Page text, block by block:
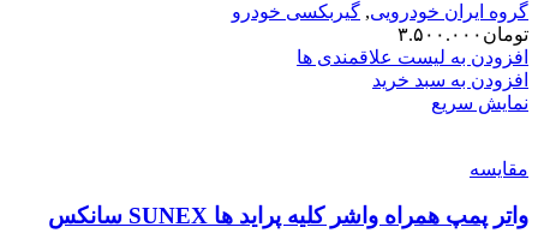
گروه ایران خودرویی, گیربکسی خودرو
تومان ۳.۵۰۰.۰۰۰
افزودن به لیست علاقمندی ها
افزودن به سبد خرید
نمایش سریع
مقایسه
واتر پمپ همراه واشر کلیه پراید ها SUNEX سانکس